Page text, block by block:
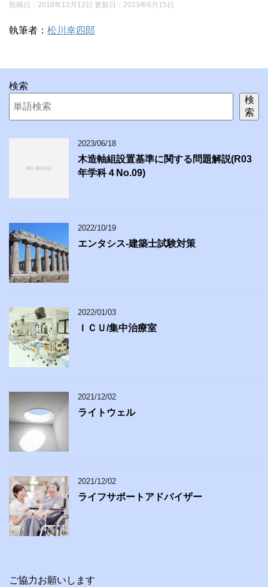
投稿日：2018年12月12日 更新日： 2023年6月15日
執筆者： 松川幸四郎
検索
検
索
2023/06/18
木造軸組設置基準に関する問題解説(R03
年学科４No.09)
2022/10/19
エンタシス-建築士試験対策
2022/01/03
ＩＣＵ/集中治療室
2021/12/02
ライトウェル
2021/12/02
ライフサポートアドバイザー
ご協力お願いします